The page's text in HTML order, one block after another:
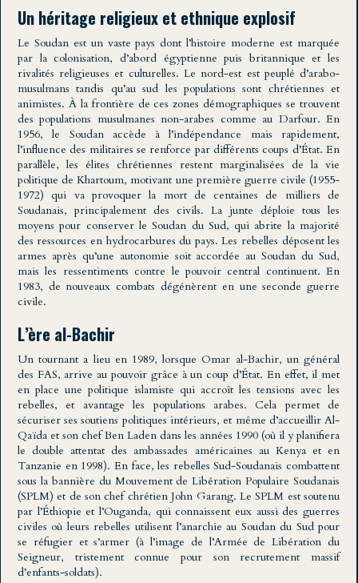
Un héritage religieux et ethnique explosif
Le Soudan est un vaste pays dont l’histoire moderne est marquée
par la colonisation, d’abord égyptienne puis britannique et les
rivalités religieuses et culturelles. Le nord-est est peuplé d’arabo-
musulmans tandis qu’au sud les populations sont chrétiennes et
animistes. À la frontière de ces zones démographiques se trouvent
des populations musulmanes non-arabes comme au Darfour. En
1956, le Soudan accède à l’indépendance mais rapidement,
l’influence des militaires se renforce par différents coups d’État. En
parallèle, les élites chrétiennes restent marginalisées de la vie
politique de Khartoum, motivant une première guerre civile (1955-
1972) qui va provoquer la mort de centaines de milliers de
Soudanais, principalement des civils. La junte déploie tous les
moyens pour conserver le Soudan du Sud, qui abrite la majorité
des ressources en hydrocarbures du pays. Les rebelles déposent les
armes après qu’une autonomie soit accordée au Soudan du Sud,
mais les ressentiments contre le pouvoir central continuent. En
1983, de nouveaux combats dégénèrent en une seconde guerre
civile.
L’ère al-Bachir
Un tournant a lieu en 1989, lorsque Omar al-Bachir, un général
des FAS, arrive au pouvoir grâce à un coup d’État. En effet, il met
en place une politique islamiste qui accroît les tensions avec les
rebelles, et avantage les populations arabes. Cela permet de
sécuriser ses soutiens politiques intérieurs, et même d’accueillir Al-
Qaïda et son chef Ben Laden dans les années 1990 (où il y planifiera
le double attentat des ambassades américaines au Kenya et en
Tanzanie en 1998). En face, les rebelles Sud-Soudanais combattent
sous la bannière du Mouvement de Libération Populaire Soudanais
(SPLM) et de son chef chrétien John Garang. Le SPLM est soutenu
par l’Éthiopie et l’Ouganda, qui connaissent eux aussi des guerres
civiles où leurs rebelles utilisent l’anarchie au Soudan du Sud pour
se réfugier et s’armer (à l’image de l’Armée de Libération du
Seigneur, tristement connue pour son recrutement massif
d’enfants-soldats).